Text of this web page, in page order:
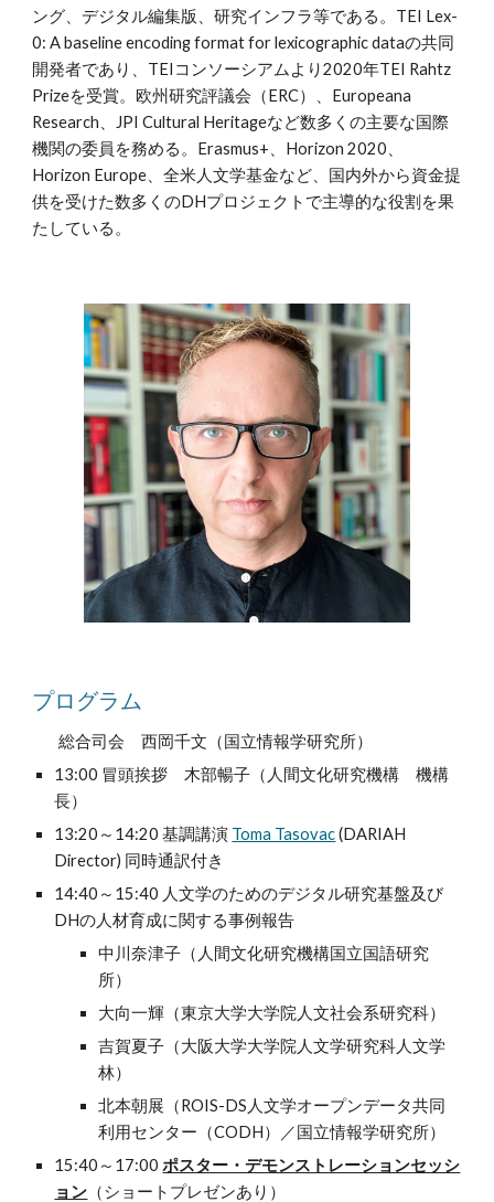
ング、デジタル編集版 、研究インフラ等である 。TEI Lex-
0: A baseline encoding format for lexicographic dataの共同
開発者であり、TEIコンソーシアムより2020年TEI Rahtz
Prizeを受賞。欧州研究評議会（ERC）、Europeana
Research、JPI Cultural Heritageなど数多くの主要な国際
機関の委員を務める。Erasmus+、Horizon 2020、
Horizon Europe、全米人文学基金など、国内外から資金提
供を受けた数多くのDHプロジェクトで主導的な役割を果
た している 。
プログラム
総合司会 西岡千文（国立情報学研究所）
13:00 冒頭挨拶 木部暢子（人間文化研究機構 機構
長）
13:20～14:20 基調講演 Toma Tasovac(DARIAH
Director) 同時通訳付き
14:40～15:40 人文学のためのデジタル研究基盤及び
DHの人材育成に関する事例報告
中川奈津子（人間文化研究機構国立国語研究
所）
大向一輝（東京大学大学院人文社会系研究科）
吉賀夏子（大阪大学大学院人文学研究科人文学
林）
北本朝展（ROIS-DS人文学オープンデータ共同
利用センター（CODH）／国立情報学研究所）
15:40～17:00ポスター・デモンストレーションセッシ
ョン （ショートプレゼンあり）